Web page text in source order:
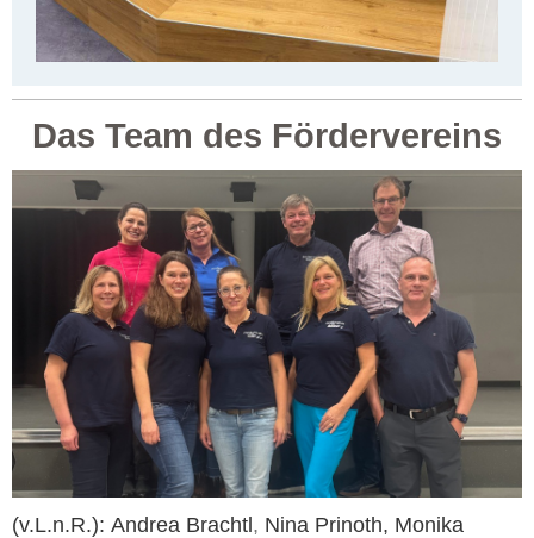
Das Team des Fördervereins
(v.L.n.R.): Andrea Brachtl, Nina Prinoth, Monika